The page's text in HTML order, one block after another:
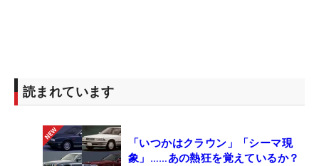
読まれています
「いつかはクラウン」「シーマ現
象」……あの熱狂を覚えているか？